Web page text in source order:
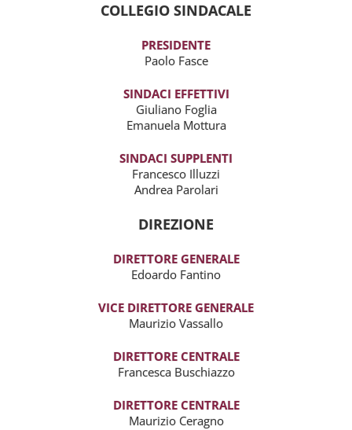
COLLEGIO SINDACALE
PRESIDENTE
Paolo Fasce
SINDACI EFFETTIVI
Giuliano Foglia
Emanuela Mottura
SINDACI SUPPLENTI
Francesco Illuzzi
Andrea Parolari
DIREZIONE
DIRETTORE GENERALE
Edoardo Fantino
VICE DIRETTORE GENERALE
Maurizio Vassallo
DIRETTORE CENTRALE
Francesca Buschiazzo
DIRETTORE CENTRALE
Maurizio Ceragno